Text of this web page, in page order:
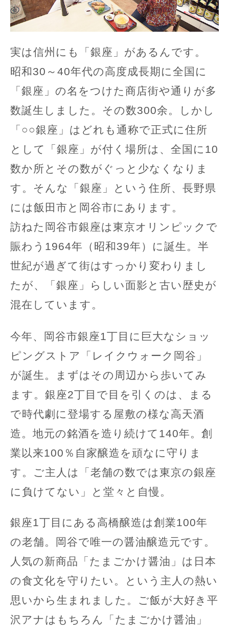
実は信州にも「銀座」があるんです。
昭和30～40年代の高度成長期に全国に
「銀座」の名をつけた商店街や通りが多
数誕生しました。その数300余。しかし
「○○銀座」はどれも通称で正式に住所
として「銀座」が付く場所は、全国に10
数か所とその数がぐっと少なくなりま
す。そんな「銀座」という住所、長野県
には飯田市と岡谷市にあります。
訪ねた岡谷市銀座は東京オリンピックで
賑わう1964年（昭和39年）に誕生。半
世紀が過ぎて街はすっかり変わりまし
たが、「銀座」らしい面影と古い歴史が
混在しています。
今年、岡谷市銀座1丁目に巨大なショッ
ピングストア「レイクウォーク岡谷」
が誕生。まずはその周辺から歩いてみ
ます。銀座2丁目で目を引くのは、まる
で時代劇に登場する屋敷の様な高天酒
造。地元の銘酒を造り続けて140年。創
業以来100％自家醸造を頑なに守りま
す。ご主人は「老舗の数では東京の銀座
に負けてない」と堂々と自慢。
銀座1丁目にある高橋醸造は創業100年
の老舗。岡谷で唯一の醤油醸造元です。
人気の新商品「たまごかけ醤油」は日本
の食文化を守りたい。という主人の熱い
思いから生まれました。ご飯が大好き平
沢アナはもちろん「たまごかけ醤油」